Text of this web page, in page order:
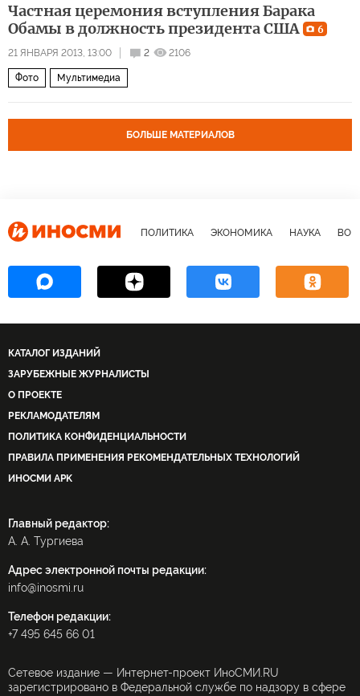
Частная церемония вступления Барака
Обамы в должность президента США
6
21 ЯНВАРЯ 2013, 13:00 2 2106
Фото Мультимедиа
БОЛЬШЕ МАТЕРИАЛОВ
ПОЛИТИКА ЭКОНОМИКА НАУКА
КАТАЛОГ ИЗДАНИЙ
ЗАРУБЕЖНЫЕ ЖУРНАЛИСТЫ
О ПРОЕКТЕ
РЕКЛАМОДАТЕЛЯМ
ПОЛИТИКА КОНФИДЕНЦИАЛЬНОСТИ
ПРАВИЛА ПРИМЕНЕНИЯ РЕКОМЕНДАТЕЛЬНЫХ ТЕХНОЛОГИЙ
ИНОСМИ APK
Главный редактор:
А. А. Тургиева
Адрес электронной почты редакции:
info@inosmi.ru
Телефон редакции:
+7 495 645 66 01
Сетевое издание — Интернет-проект ИноСМИ.RU
зарегистрировано в Федеральной службе по надзору в сфере